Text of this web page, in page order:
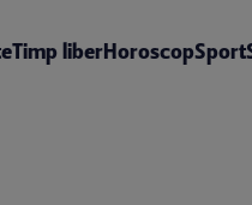
Timp liberHoroscopSport